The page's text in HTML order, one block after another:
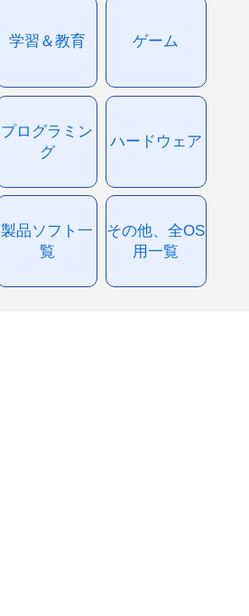
学習＆教育 ゲーム
プログラミン
グ
ハードウェア
製品ソフト一
覧
その他、全OS
用一覧